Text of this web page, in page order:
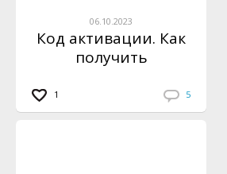
1 5
06.10.2023
Код активации. Как
получить